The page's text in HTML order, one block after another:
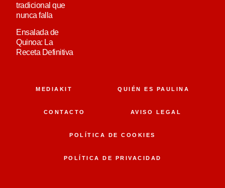
tradicional que
nunca falla
Ensalada de
Quinoa: La
Receta Definitiva
MEDIAKIT QUIÉN ES PAULINA
CONTACTO AVISO LEGAL
POLÍTICA DE COOKIES
POLÍTICA DE PRIVACIDAD